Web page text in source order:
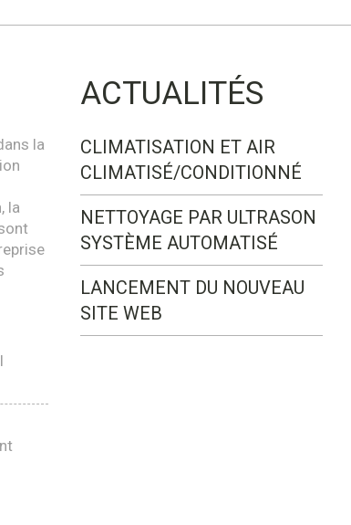
la
la
ACTUALITÉS
CLIMATISATION ET AIR
CLIMATISÉ/CONDITIONNÉ
NETTOYAGE PAR ULTRASON
SYSTÈME AUTOMATISÉ
LANCEMENT DU NOUVEAU
SITE WEB